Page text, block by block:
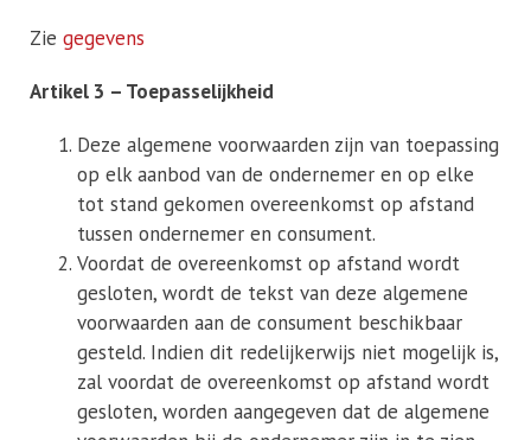
Zie gegevens
Artikel 3 – Toepasselijkheid
Deze algemene voorwaarden zijn van toepassing
op elk aanbod van de ondernemer en op elke
tot stand gekomen overeenkomst op afstand
tussen ondernemer en consument.
Voordat de overeenkomst op afstand wordt
gesloten, wordt de tekst van deze algemene
voorwaarden aan de consument beschikbaar
gesteld. Indien dit redelijkerwijs niet mogelijk is,
zal voordat de overeenkomst op afstand wordt
gesloten, worden aangegeven dat de algemene